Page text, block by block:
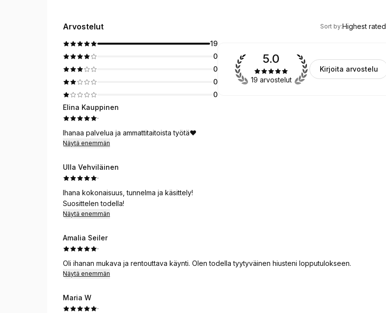
Arvostelut
Highest rated
Sort by:Highest rated
19
0
0
0
0
5.0
19 arvostelut
Kirjoita arvostelu
Elina Kauppinen
·
Ihanaa palvelua ja ammattitaitoista työtä❤️
Näytä enemmän
Ulla Vehviläinen
·
Ihana kokonaisuus, tunnelma ja käsittely!
Suosittelen todella!
Näytä enemmän
Amalia Seiler
·
Oli ihanan mukava ja rentouttava käynti. Olen todella tyytyväinen hiusteni lopputulokseen.
Näytä enemmän
Maria W
·